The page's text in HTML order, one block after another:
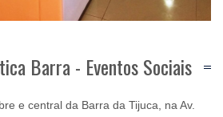
Barra - Eventos Sociais
e central da Barra da Tijuca, na Av.